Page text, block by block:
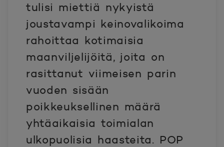
tulisi miettiä nykyistä
joustavampi keinovalikoima
rahoittaa kotimaisia
maanviljelijöitä, joita on
rasittanut viimeisen parin
vuoden sisään
poikkeuksellinen määrä
yhtäaikaisia toimialan
ulkopuolisia haasteita. POP